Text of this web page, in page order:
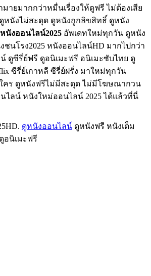
ายมากกว่าหมื่นเรื่องให้ดูฟรี ไม่ต้องเสีย
ดูหนังไม่สะดุด ดูหนังถูกลิขสิทธิ์ ดูหนัง
นังออนไลน์2025 อัพเดทใหม่ทุกวัน ดูหนัง
ชนโรง2025 หนังออนไลน์HD มากไปกว่า
ดูซีรี่ย์ฟรี ดูอนิเมะฟรี อนิเมะซับไทย ดู
ซีรี่ย์เกาหลี ซีรี่ย์ฝรั่ง มาใหม่ทุกวัน
คร ดูหนังฟรีไม่มีสะดุด ไม่มีโฆษณากวน
ไลน์ หนังใหม่ออนไลน์ 2025 ได้แล้วที่นี่
ดูหนังออนไลน์ ดูหนังฟรี หนังเต็ม
อนิเมะฟรี